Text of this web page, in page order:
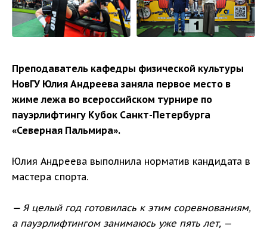
Преподаватель кафедры физической культуры
НовГУ Юлия Андреева заняла первое место в
жиме лежа во всероссийском турнире по
пауэрлифтингу Кубок Санкт-Петербурга
«Северная Пальмира».
Юлия Андреева выполнила норматив кандидата в
мастера спорта.
— Я целый год готовилась к этим соревнованиям,
а пауэрлифтингом занимаюсь уже пять лет, —